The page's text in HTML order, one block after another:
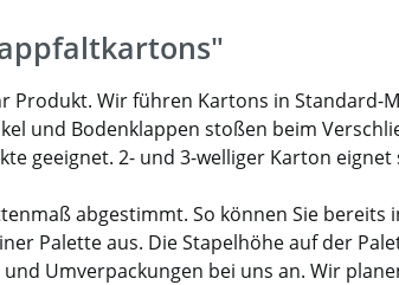
Produkt. Wir führen Kartons in
und Bodenklappen stoßen beim
geeignet. 2- und 3-welliger Karton
abgestimmt. So können Sie
Palette aus. Die Stapelhöhe auf der
Umverpackungen bei uns an. Wir